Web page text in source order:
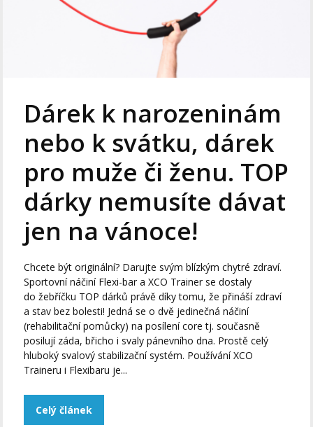
Dárek k narozeninám
nebo k svátku, dárek
pro muže či ženu. TOP
dárky nemusíte dávat
jen na vánoce!
Chcete být originální? Darujte svým blízkým chytré zdraví.
Sportovní náčiní Flexi-bar a XCO Trainer se dostaly
do žebříčku TOP dárků právě díky tomu, že přináší zdraví
a stav bez bolesti! Jedná se o dvě jedinečná náčiní
(rehabilitační pomůcky) na posílení core tj. současně
posilují záda, břicho i svaly pánevního dna. Prostě celý
hluboký svalový stabilizační systém. Používání XCO
Traineru i Flexibaru je...
Celý článek